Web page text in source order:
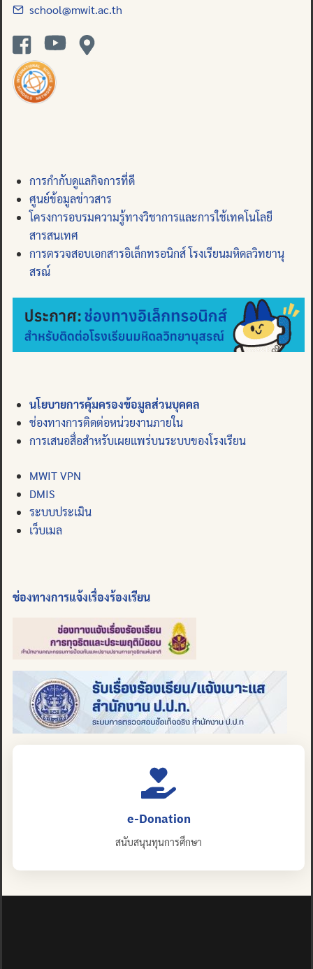
school@mwit.ac.th
การกำกับดูแลกิจการที่ดี
ศูนย์ข้อมูลข่าวสาร
โครงการอบรมความรู้ทางวิชาการและการใช้เทคโนโลยี
สารสนเทศ
การตรวจสอบเอกสารอิเล็กทรอนิกส์ โรงเรียนมหิดลวิทยานุ
สรณ์
นโยบายการคุ้มครองข้อมูลส่วนบุคคล
ช่องทางการติดต่อหน่วยงานภายใน
การเสนอสื่อสำหรับเผยแพร่บนระบบของโรงเรียน
MWIT VPN
DMIS
ระบบประเมิน
เว็บเมล
ช่องทางการแจ้งเรื่องร้องเรียน
e-Donation
สนับสนุนทุนการศึกษา